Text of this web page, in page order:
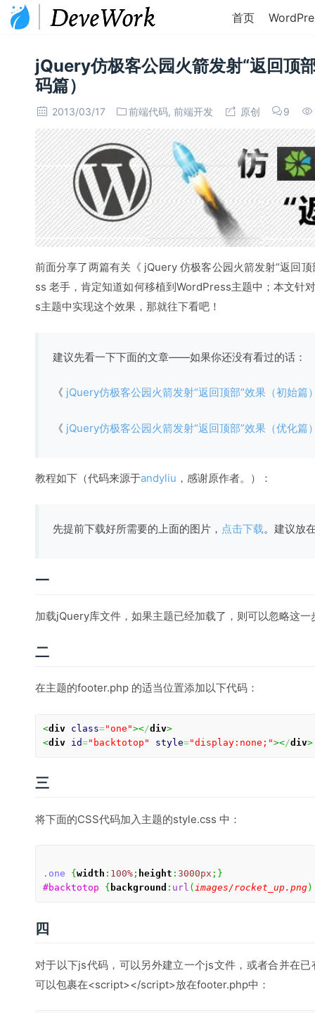
首页
jQuery仿极客公园火箭发射“返回顶
码篇）
2013/03/17 前端代码,前端开发 原创 9
前面分享了两篇有关《 jQuery 仿极客公园火箭发射“返回
ss 老手，肯定知道如何移植到WordPress主题中；本文针
s主题中实现这个效果，那就往下看吧！
建议先看一下下面的文章——如果你还没有看过的话：
《 jQuery仿极客公园火箭发射“返回顶部”效果（初始篇
《 jQuery仿极客公园火箭发射“返回顶部”效果（优化篇
教程如下（代码来源于andyliu ，感谢原作者。）：
先提前下载好所需要的上面的图片， 点击下载。建议放
一
加载jQuery库文件，如果主题已经加载了，则可以忽略这一
二
在主题的footer.php 的适当位置添加以下代码：
<div class="one"></div>
<div id="backtotop" style="display:none;"></div>
三
将下面的CSS代码加入主题的style.css 中：
.one { width : 100% ; height : 3000px ; }
#backtotop
{ background : url ( images/rocket_up.png)
四
对于以下js代码，可以另外建立一个js文件，或者合并在
可以包裹在<script></script>放在footer.php中：